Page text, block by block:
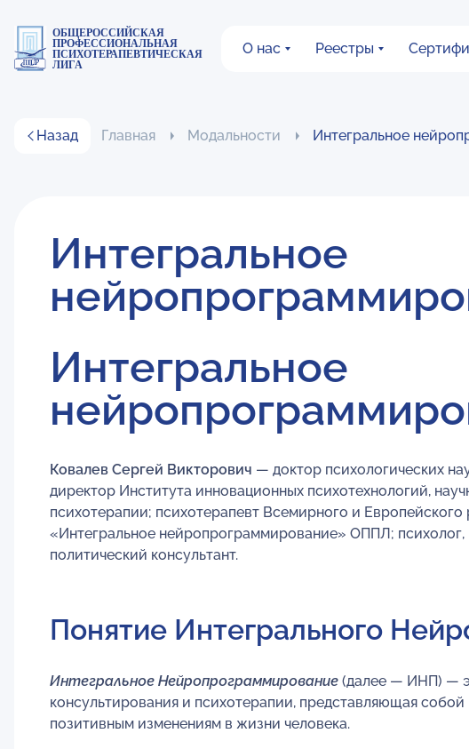
ОБЩЕРОССИЙСКАЯ
ПРОФЕССИОНАЛЬНАЯ
ПСИХОТЕРАПЕВТИЧЕСКАЯ
ЛИГА
О нас Реестры
Назад Главная Модальности Интегральное
Интегральное
Интегральное
Ковалев Сергей Викторович — доктор психологических
директор Института инновационных психотехнологий,
психотерапии; психотерапевт Всемирного и
«Интегральное нейропрограммирование» ОППЛ; психолог,
политический консультант.
Понятие Интегрального
Интегральное Нейропрограммирование (далее — ИНП) —
консультирования и психотерапии, представляющая
позитивным изменениям в жизни человека.